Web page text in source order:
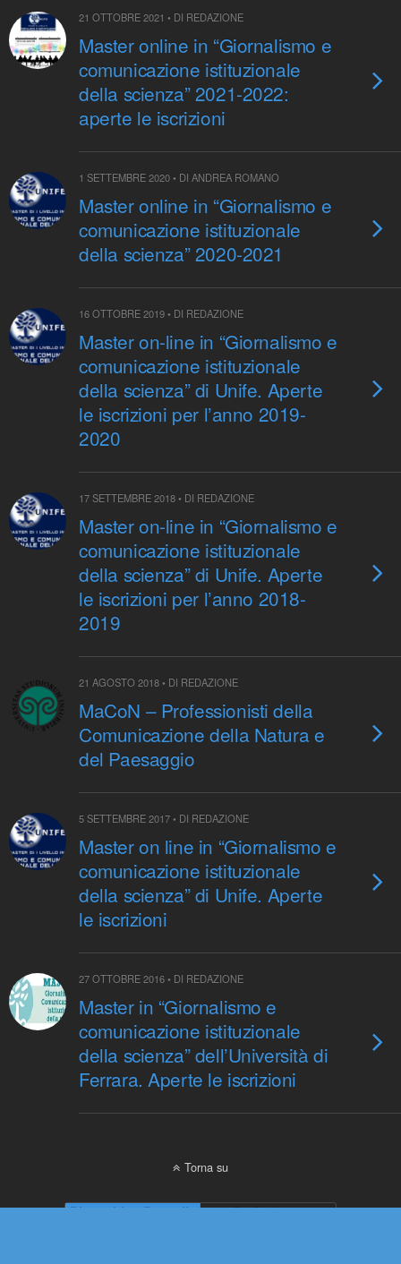
21 OTTOBRE 2021 • DI REDAZIONE
Master online in “Giornalismo e
comunicazione istituzionale
della scienza” 2021-2022:
aperte le iscrizioni
1 SETTEMBRE 2020 • DI ANDREA ROMANO
Master online in “Giornalismo e
comunicazione istituzionale
della scienza” 2020-2021
16 OTTOBRE 2019 • DI REDAZIONE
Master on-line in “Giornalismo e
comunicazione istituzionale
della scienza” di Unife. Aperte
le iscrizioni per l’anno 2019-
2020
17 SETTEMBRE 2018 • DI REDAZIONE
Master on-line in “Giornalismo e
comunicazione istituzionale
della scienza” di Unife. Aperte
le iscrizioni per l’anno 2018-
2019
21 AGOSTO 2018 • DI REDAZIONE
MaCoN – Professionisti della
Comunicazione della Natura e
del Paesaggio
5 SETTEMBRE 2017 • DI REDAZIONE
Master on line in “Giornalismo e
comunicazione istituzionale
della scienza” di Unife. Aperte
le iscrizioni
27 OTTOBRE 2016 • DI REDAZIONE
Master in “Giornalismo e
comunicazione istituzionale
della scienza” dell’Università di
Ferrara. Aperte le iscrizioni
Torna su
Dispositivo Portatile Pc Desktop